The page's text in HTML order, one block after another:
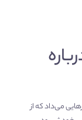
می‌داد که از